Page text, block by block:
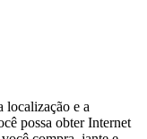
e a
possa obter Internet